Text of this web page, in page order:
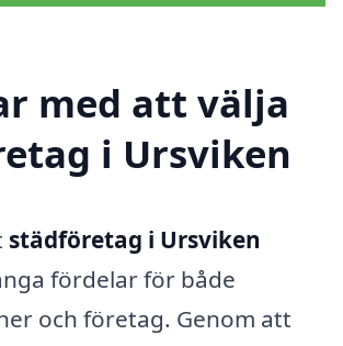
med att välja
i Ursviken
städföretag i Ursviken
fördelar för både
och företag. Genom att